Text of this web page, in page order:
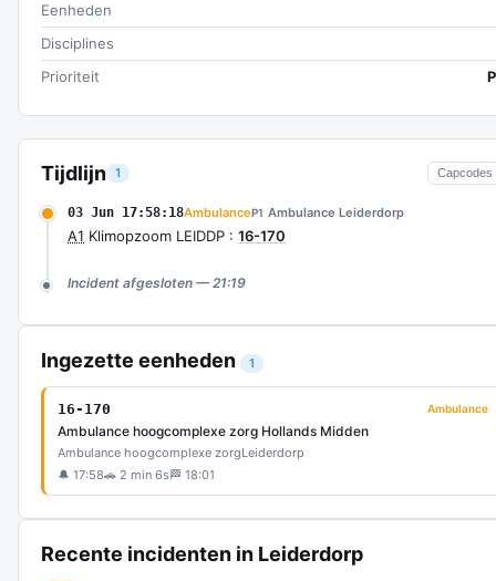
Tijdlijn 1 Capcodes
03 Jun 17:58:18AmbulanceP1 Ambulance Leiderdorp
A1 Klimopzoom LEIDDP : 16-170
Incident afgesloten — 21:19
Ingezette eenheden 1
16-170 Ambulance
Ambulance hoogcomplexe zorg Hollands Midden
Ambulance hoogcomplexe zorgLeiderdorp
🔔 17:58🚗 2 min 6s 🏁 18:01
Recente incidenten in Leiderdorp
Eenheden
Disciplines
Prioriteit